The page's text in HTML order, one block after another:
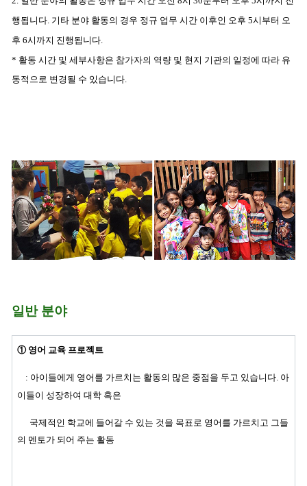
행됩니다. 기타 분야 활동의 경우 정규 업무 시간 이후인 오후 5시부터 오
후 6시까지 진행됩니다.
* 활동 시간 및 세부사항은 참가자의 역량 및 현지 기관의 일정에 따라 유
동적으로 변경될 수 있습니다.
일반 분야
① 영어 교육 프로젝트
: 아이들에게 영어를 가르치는 활동의 많은 중점을 두고 있습니다. 아
이들이 성장하여 대학 혹은
국제적인 학교에 들어갈 수 있는 것을 목표로 영어를 가르치고 그들
의 멘토가 되어 주는 활동